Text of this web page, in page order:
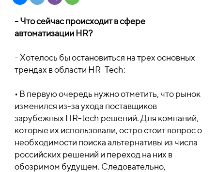
- Что сейчас происходит в сфере
автоматизации HR?
- Хотелось бы остановиться на трех основных
трендах в области HR-Tech:
• В первую очередь нужно отметить, что рынок
изменился из-за ухода поставщиков
зарубежных HR-tech решений. Для компаний,
которые их использовали, остро стоит вопрос о
необходимости поиска альтернативы из числа
российских решений и переход на них в
обозримом будущем. Следовательно,